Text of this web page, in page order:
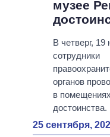
музее
В четверг, 19
сотрудники
органов
в
достоинства.
25 сентября,